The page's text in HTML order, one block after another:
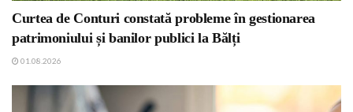
Curtea de Conturi constată probleme în gestionarea
patrimoniului și banilor publici la Bălți
01.08.2026